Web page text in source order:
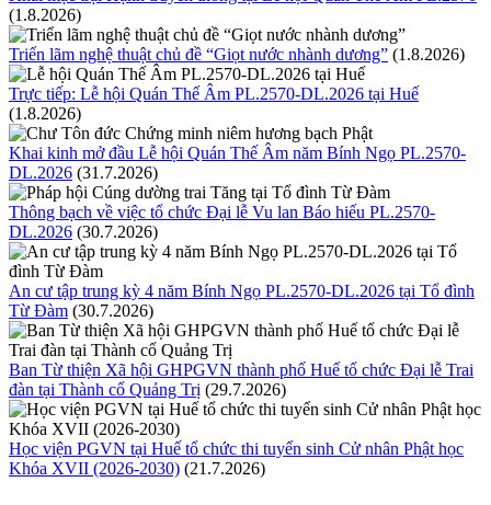
(1.8.2026)
Triển lãm nghệ thuật chủ đề “Giọt nước nhành dương” (1.8.2026)
Trực tiếp: Lễ hội Quán Thế Âm PL.2570-DL.2026 tại Huế
(1.8.2026)
Khai kinh mở đầu Lễ hội Quán Thế Âm năm Bính Ngọ PL.2570-
DL.2026 (31.7.2026)
Thông bạch về việc tổ chức Đại lễ Vu lan Báo hiếu PL.2570-
DL.2026 (30.7.2026)
An cư tập trung kỳ 4 năm Bính Ngọ PL.2570-DL.2026 tại Tổ đình
Từ Đàm (30.7.2026)
Ban Từ thiện Xã hội GHPGVN thành phố Huế tổ chức Đại lễ Trai
đàn tại Thành cổ Quảng Trị (29.7.2026)
Học viện PGVN tại Huế tổ chức thi tuyển sinh Cử nhân Phật học
Khóa XVII (2026-2030) (21.7.2026)